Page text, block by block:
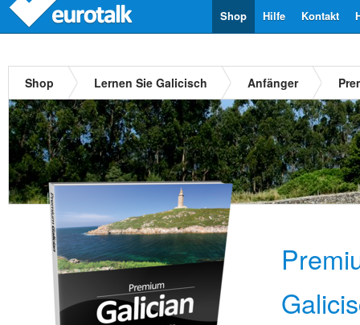
Kontakt
Hilfe
Shop
Shop Lernen Sie Galicisch Anfänger